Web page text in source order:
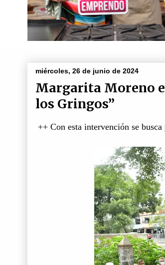
miércoles, 26 de junio de 2024
Margarita Moreno
los Gringos”
++ Con esta intervención se